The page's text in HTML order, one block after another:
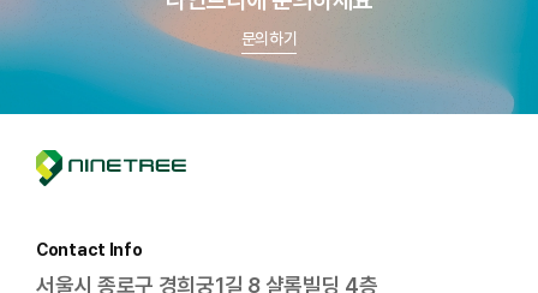
문의하기
Contact Info
서울시 종로구 경희궁1길 8 샬롬빌딩 4층